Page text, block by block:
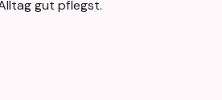
gut pflegst.